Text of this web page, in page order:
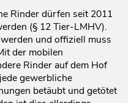
Rinder dürfen seit 2011
(§ 12 Tier-LMHV).
und offiziell muss
der mobilen
Rinder auf dem Hof
gewerbliche
betäubt und getötet